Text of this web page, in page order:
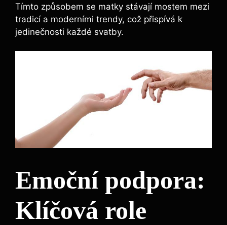
Tímto způsobem se matky stávají mostem mezi
tradicí a moderními trendy, což přispívá k
jedinečnosti každé svatby.
Emoční podpora:
Klíčová role